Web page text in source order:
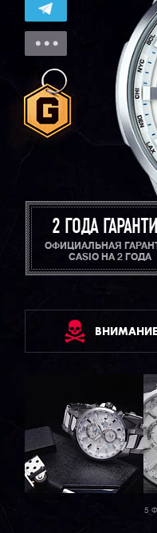
2 ГОДА
ОФИЦИАЛЬНАЯ
CASIO НА 2 ГОДА
5